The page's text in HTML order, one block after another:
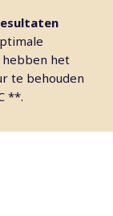
het
te behouden
**.